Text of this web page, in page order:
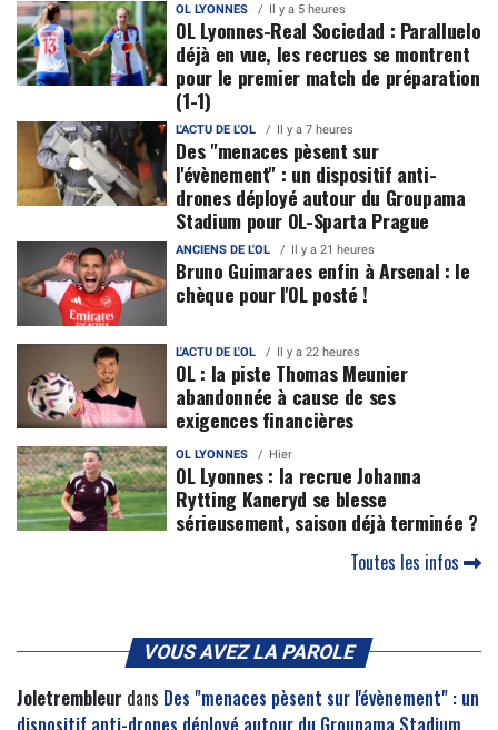
OL LYONNES Il y a 5 heures
OL Lyonnes-Real Sociedad : Paralluelo
déjà en vue, les recrues se montrent
pour le premier match de préparation
(1-1)
L'ACTU DE L'OL Il y a 7 heures
Des "menaces pèsent sur
l'évènement" : un dispositif anti-
drones déployé autour du Groupama
Stadium pour OL-Sparta Prague
ANCIENS DE L'OL Il y a 21 heures
Bruno Guimaraes enfin à Arsenal : le
chèque pour l'OL posté !
L'ACTU DE L'OL Il y a 22 heures
OL : la piste Thomas Meunier
abandonnée à cause de ses
exigences financières
OL LYONNES Hier
OL Lyonnes : la recrue Johanna
Rytting Kaneryd se blesse
sérieusement, saison déjà terminée ?
Toutes les infos
VOUS AVEZ LA PAROLE
Joletrembleur dans Des "menaces pèsent sur l'évènement" : un
dispositif anti-drones déployé autour du Groupama Stadium